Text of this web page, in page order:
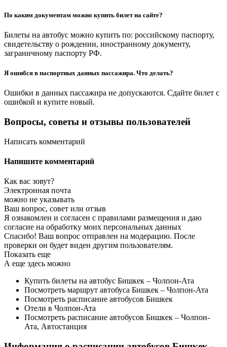
По каким документам можно купить билет на сайте?
Билеты на автобус можно купить по: российскому паспорту,
свидетельству о рождении, иностранному документу,
заграничному паспорту РФ.
Я ошибся в паспортных данных пассажира. Что делать?
Ошибки в данных пассажира не допускаются. Сдайте билет с
ошибкой и купите новый.
Вопросы, советы и отзывы пользователей
Написать комментарий
Напишите комментарий
Как вас зовут?
Электронная почта
можно не указывать
Ваш вопрос, совет или отзыв
Я ознакомлен и согласен с правилами размещения и даю
согласие на обработку моих персональных данных
Спасибо! Ваш вопрос отправлен на модерацию. После
проверки он будет виден другим пользователям.
Показать еще
А еще здесь можно
Купить билеты на автобус Бишкек – Чолпон-Ата
Посмотреть маршрут автобуса Бишкек – Чолпон-Ата
Посмотреть расписание автобусов Бишкек
Отели в Чолпон-Ата
Посмотреть расписание автобусов Бишкек – Чолпон-
Ата, Автостанция